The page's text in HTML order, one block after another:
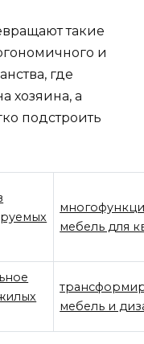
такие
и
где
хозяина, а
подстроить
мебель для
мебель и